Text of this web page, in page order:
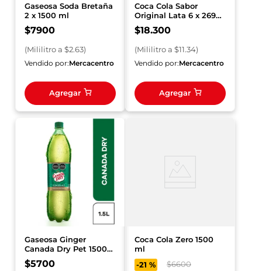
Gaseosa Soda Bretaña
2 x 1500 ml
$7900
(Mililitroa $2.63)
Vendido por:Mercacentro
Agregar
Coca Cola Sabor
Original Lata 6 x 269
ml x 1614 ml
$18.300
(Mililitroa $11.34)
Vendido por:Mercacentro
Agregar
Gaseosa Ginger
Canada Dry Pet 1500
ml
$5700
Coca Cola Zero 1500
ml
-21 % $6600